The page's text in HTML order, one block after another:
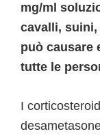
mg/ml
cavalli, suini,
può causare
tutte le
I